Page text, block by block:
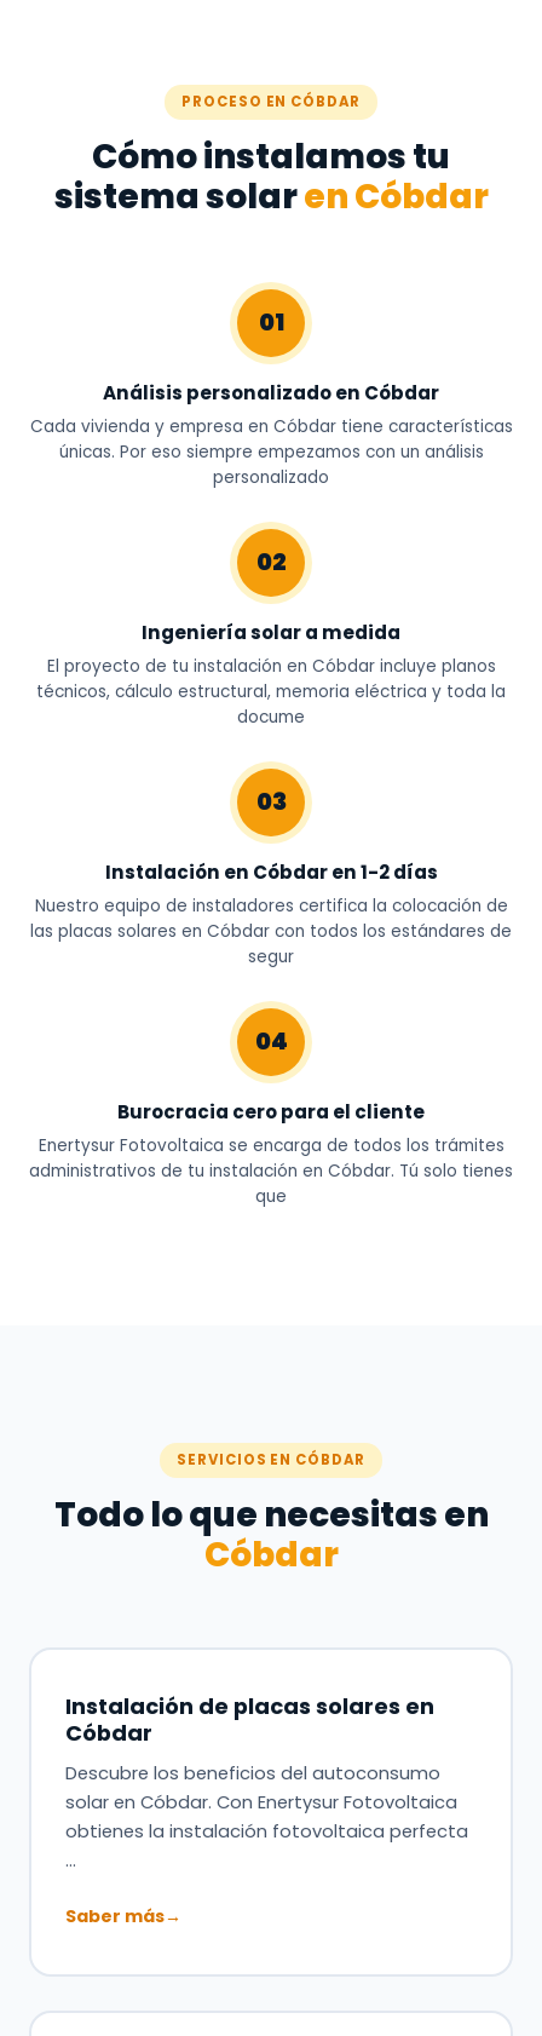
PROCESO EN CÓBDAR
Cómo instalamos tu
sistema solaren Cóbdar
01
Análisis personalizado en Cóbdar
Cada vivienda y empresa en Cóbdar tiene características
únicas. Por eso siempre empezamos con un análisis
personalizado
02
Ingeniería solar a medida
El proyecto de tu instalación en Cóbdar incluye planos
técnicos, cálculo estructural, memoria eléctrica y toda la
docume
03
Instalación en Cóbdar en 1-2 días
Nuestro equipo de instaladores certifica la colocación de
las placas solares en Cóbdar con todos los estándares de
segur
04
Burocracia cero para el cliente
Enertysur Fotovoltaica se encarga de todos los trámites
administrativos de tu instalación en Cóbdar. Tú solo tienes
que
SERVICIOS EN CÓBDAR
Todo lo que necesitas en
Cóbdar
Instalación de placas solares en
Cóbdar
Descubre los beneficios del autoconsumo
solar en Cóbdar. Con Enertysur Fotovoltaica
obtienes la instalación fotovoltaica perfecta
…
Saber más→